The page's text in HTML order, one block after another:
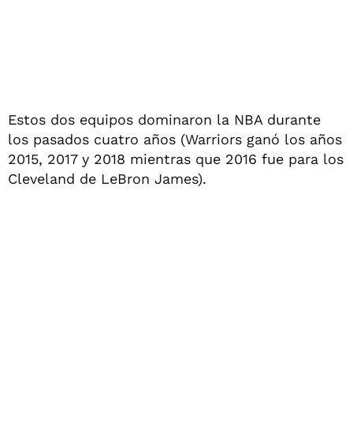
Estos dos equipos dominaron la NBA durante
los pasados cuatro años (Warriors ganó los años
2015, 2017 y 2018 mientras que 2016 fue para los
Cleveland de LeBron James).